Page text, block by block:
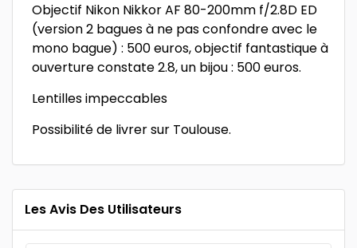
Objectif Nikon Nikkor AF 80-200mm f/2.8D ED
(version 2 bagues à ne pas confondre avec le
mono bague) : 500 euros, objectif fantastique à
ouverture constate 2.8, un bijou : 500 euros.
Lentilles impeccables
Possibilité de livrer sur Toulouse.
Les Avis Des Utilisateurs